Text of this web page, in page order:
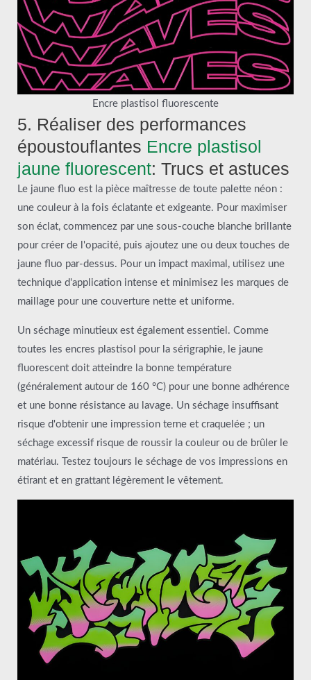
Encre plastisol fluorescente
5. Réaliser des performances
époustouflantes Encre plastisol
jaune fluorescent: Trucs et astuces
Le jaune fluo est la pièce maîtresse de toute palette néon :
une couleur à la fois éclatante et exigeante. Pour maximiser
son éclat, commencez par une sous-couche blanche brillante
pour créer de l'opacité, puis ajoutez une ou deux touches de
jaune fluo par-dessus. Pour un impact maximal, utilisez une
technique d'application intense et minimisez les marques de
maillage pour une couverture nette et uniforme.
Un séchage minutieux est également essentiel. Comme
toutes les encres plastisol pour la sérigraphie, le jaune
fluorescent doit atteindre la bonne température
(généralement autour de 160 °C) pour une bonne adhérence
et une bonne résistance au lavage. Un séchage insuffisant
risque d'obtenir une impression terne et craquelée ; un
séchage excessif risque de roussir la couleur ou de brûler le
matériau. Testez toujours le séchage de vos impressions en
étirant et en grattant légèrement le vêtement.